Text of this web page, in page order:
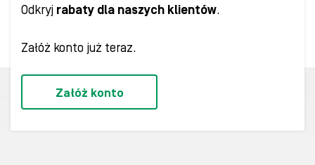
Odkryj rabaty dla naszych klientów.
Załóż konto już teraz.
Załóż konto